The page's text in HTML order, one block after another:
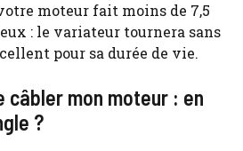
moteur fait moins de 7,5
: le variateur tournera sans
pour sa durée de vie.
câbler mon moteur : en
?